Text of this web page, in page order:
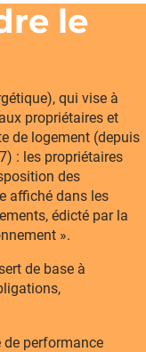
le
qui vise à
propriétaires et
de logement (depuis
: les propriétaires
des
affiché dans les
édicté par la
».
de base à
de performance